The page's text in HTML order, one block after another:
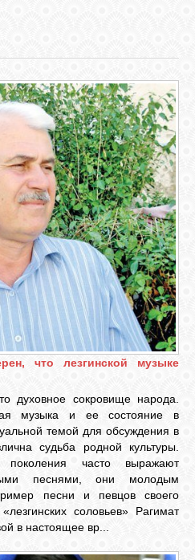
что лезгинской музыке
духовное сокровище народа.
музыка и ее состояние в
темой для обсуждения в
судьба родной культуры.
поколения часто выражают
песнями, они молодым
песни и певцов своего
соловьев» Рагимат
в настоящее вр...